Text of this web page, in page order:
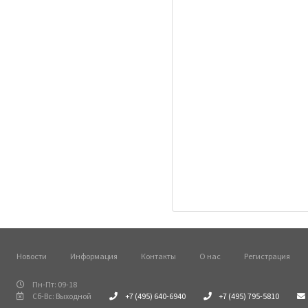
Новости Информация Контакты О нас Регистрация
Пн-Пт: 09-18
Сб-Вс: Выходной
+7 (495) 640-6940 +7 (495) 795-5810